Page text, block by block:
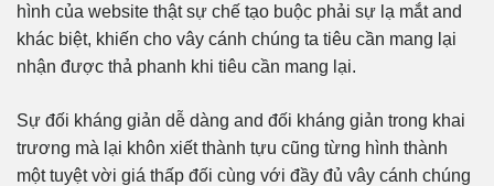
hình của website thật sự chế tạo buộc phải sự lạ mắt and
khác biệt, khiến cho vây cánh chúng ta tiêu cần mang lại
nhận được thả phanh khi tiêu cần mang lại.
Sự đối kháng giản dễ dàng and đối kháng giản trong khai
trương mà lại khôn xiết thành tựu cũng từng hình thành
một tuyệt vời giá thấp đối cùng với đầy đủ vây cánh chúng